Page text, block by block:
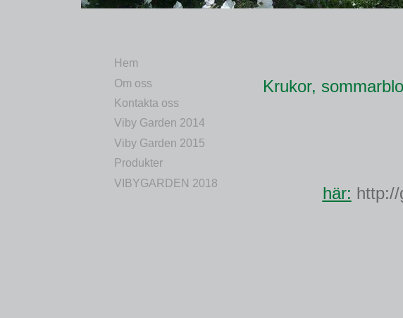
Hem
Om oss
Kontakta oss
Viby Garden 2014
Viby Garden 2015
Produkter
VIBYGARDEN 2018
Krukor,
här: